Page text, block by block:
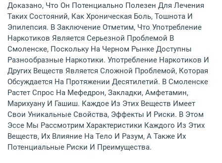
Доказано, Что Он Потенциально Полезен Для Лечения
Таких Состояний, Как Хроническая Боль, Тошнота И
Эпилепсия. В Заключение Отметим, Что Употребление
Наркотиков Является Серьезной Проблемой В
Смоленске, Поскольку На Черном Рынке Доступны
Разнообразные Наркотики. Употребление Наркотиков И
Других Веществ Является Сложной Проблемой, Которая
Обсуждается На Протяжении Десятилетий. В Смоленске
Растет Спрос На Мефедрон, Закладки, Амфетамин,
Марихуану И Гашиш. Каждое Из Этих Веществ Имеет
Свои Уникальные Свойства, Эффекты И Риски. В Этом
Эссе Мы Рассмотрим Характеристики Каждого Из Этих
Веществ, Их Влияние На Тело И Разум, А Также Их
Потенциальные Риски И Преимущества.